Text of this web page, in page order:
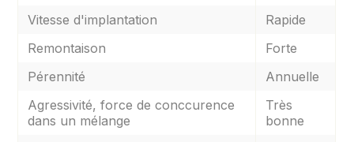
Vitesse d'implantation
Rapide
Remontaison
Forte
Pérennité
Annuelle
Agressivité, force de conccurence
dans un mélange
Très
bonne